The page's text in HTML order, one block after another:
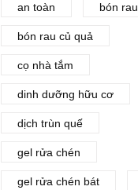
an toàn bón rau
bón rau củ quả
cọ nhà tắm
dinh dưỡng hữu cơ
dịch trùn quế
gel rửa chén
gel rửa chén bát